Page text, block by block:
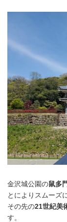
金沢城公園の鼠多
とによりスムーズ
その先の21世紀美
す。